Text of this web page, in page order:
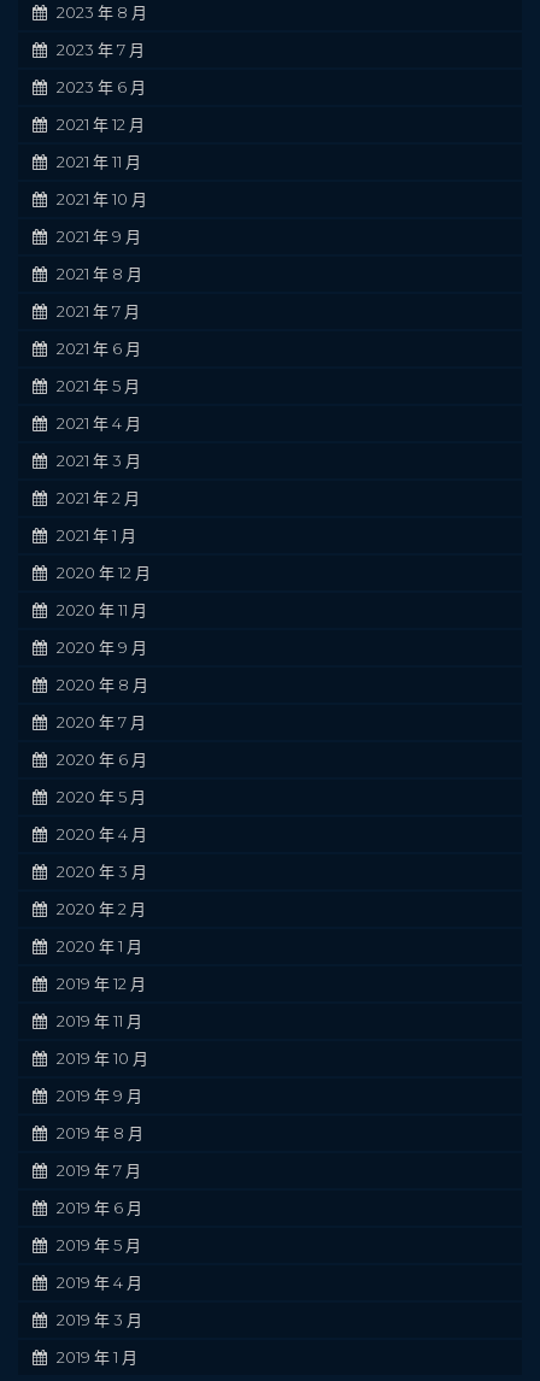
2023 年 8 月
2023 年 7 月
2023 年 6 月
2021 年 12 月
2021 年 11 月
2021 年 10 月
2021 年 9 月
2021 年 8 月
2021 年 7 月
2021 年 6 月
2021 年 5 月
2021 年 4 月
2021 年 3 月
2021 年 2 月
2021 年 1 月
2020 年 12 月
2020 年 11 月
2020 年 9 月
2020 年 8 月
2020 年 7 月
2020 年 6 月
2020 年 5 月
2020 年 4 月
2020 年 3 月
2020 年 2 月
2020 年 1 月
2019 年 12 月
2019 年 11 月
2019 年 10 月
2019 年 9 月
2019 年 8 月
2019 年 7 月
2019 年 6 月
2019 年 5 月
2019 年 4 月
2019 年 3 月
2019 年 1 月